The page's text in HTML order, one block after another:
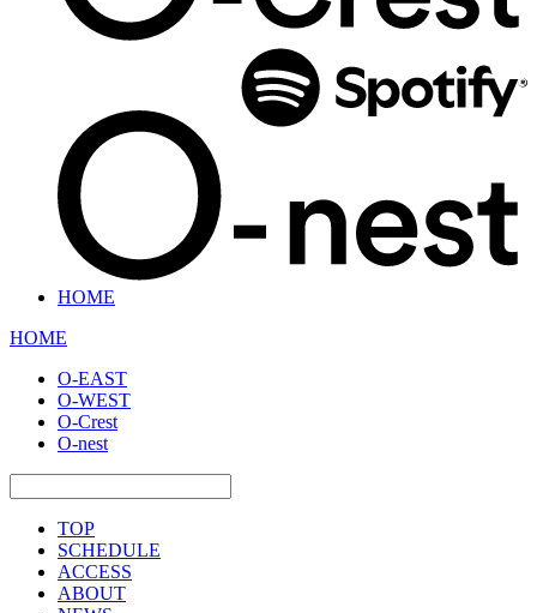
HOME
HOME
O-EAST
O-WEST
O-Crest
O-nest
TOP
SCHEDULE
ACCESS
ABOUT